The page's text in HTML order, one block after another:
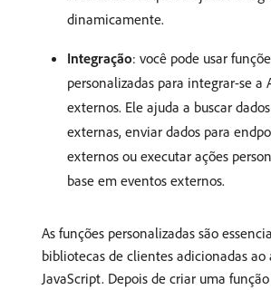
dinamicamente.
Integração: você pode usar
personalizadas para integrar-se a
externos. Ele ajuda a buscar
externas, enviar dados para
externos ou executar ações
base em eventos externos.
As funções personalizadas são
bibliotecas de clientes adicionadas ao
JavaScript. Depois de criar uma